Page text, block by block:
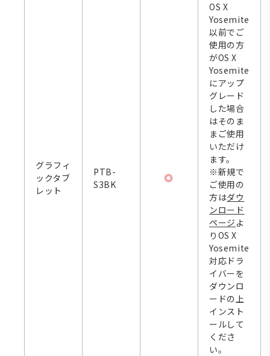
グラフィ
ックタブ
レット
PTB-
S3BK
◎
OS X
Yosemite
以前でご
使用の方
がOS X
Yosemite
にアップ
グレード
した場合
はそのま
まご使用
いただけ
ます。
※新規で
ご使用の
方はダウ
ンロード
ページ よ
りOS X
Yosemite
対応ドラ
イバーを
ダウンロ
ードの上
インスト
ールして
くださ
い。